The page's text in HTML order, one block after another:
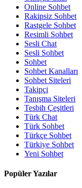
Online Sohbet
Rakipsiz Sohbet
Rastgele Sohbet
Resimli Sohbet
Sesli Chat
Sesli Sohbet
Sohbet
Sohbet Kanalları
Sohbet Siteleri
Takipçi
Tanışma Siteleri
Tesbih Çeşitleri
Türk Chat
Türk Sohbet
Türkçe Sohbet
Türkiye Sohbet
Yeni Sohbet
Popüler Yazılar